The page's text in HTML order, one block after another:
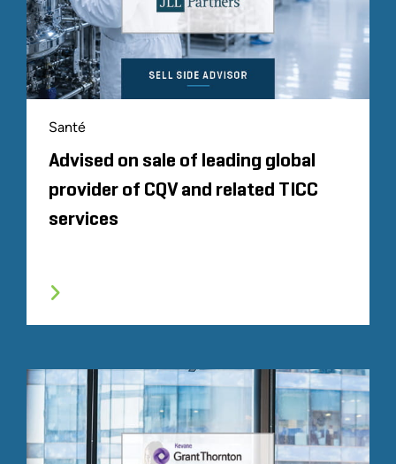
Santé
Advised on sale of leading global
provider of CQV and related TICC
services